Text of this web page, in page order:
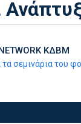
ΚΔΒΜ
τα σεμινάρια του